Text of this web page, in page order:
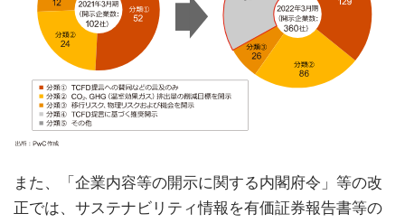
また、「企業内容等の開示に関する内閣府令」等の改
正では、サステナビリティ情報を有価証券報告書等の